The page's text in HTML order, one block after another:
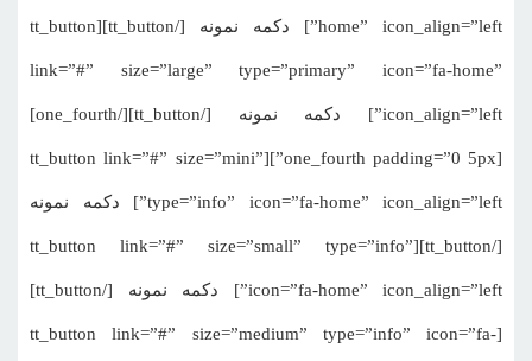
home” icon_align=”left”] دکمه نمونه [/tt_button][tt_button
link=”#” size=”large” type=”primary” icon=”fa-home”
icon_align=”left”] دکمه نمونه [/tt_button][/one_fourth]
[one_fourth padding=”0 5px”][tt_button link=”#” size=”mini”
type=”info” icon=”fa-home” icon_align=”left”] دکمه نمونه
[/tt_button][tt_button link=”#” size=”small” type=”info”
icon=”fa-home” icon_align=”left”] دکمه نمونه [/tt_button]
[tt_button link=”#” size=”medium” type=”info” icon=”fa-